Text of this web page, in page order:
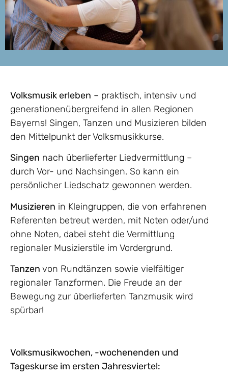
Volksmusik erleben – praktisch, intensiv und
generationenübergreifend in allen Regionen
Bayerns! Singen, Tanzen und Musizieren bilden
den Mittelpunkt der Volksmusikkurse.
Singen nach überlieferter Liedvermittlung –
durch Vor- und Nachsingen. So kann ein
persönlicher Liedschatz gewonnen werden.
Musizieren in Kleingruppen, die von erfahrenen
Referenten betreut werden, mit Noten oder/und
ohne Noten, dabei steht die Vermittlung
regionaler Musizierstile im Vordergrund.
Tanzen von Rundtänzen sowie vielfältiger
regionaler Tanzformen. Die Freude an der
Bewegung zur überlieferten Tanzmusik wird
spürbar!
Volksmusikwochen, -wochenenden und
Tageskurse im ersten Jahresviertel: